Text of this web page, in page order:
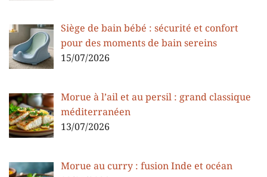
Siège de bain bébé : sécurité et confort
pour des moments de bain sereins
15/07/2026
Morue à l’ail et au persil : grand classique
méditerranéen
13/07/2026
Morue au curry : fusion Inde et océan